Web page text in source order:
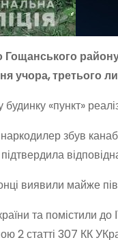
учора, третього
«пункт»
збув
виявили майже
та помістили
2 статті 307 КК